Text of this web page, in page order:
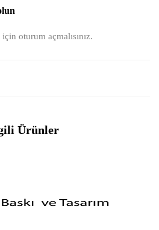
için oturum açmalısınız.
Ürünler